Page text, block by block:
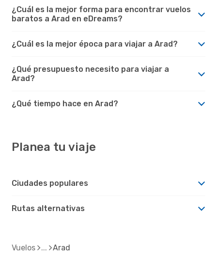
¿Cuál es la mejor forma para encontrar vuelos
baratos a Arad en eDreams?
¿Cuál es la mejor época para viajar a Arad?
¿Qué presupuesto necesito para viajar a
Arad?
¿Qué tiempo hace en Arad?
Planea tu viaje
Ciudades populares
Rutas alternativas
Vuelos Arad